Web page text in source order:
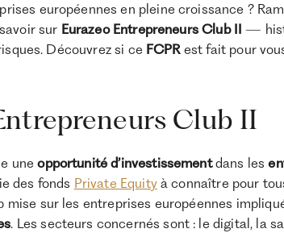
européennes en pleine croissance ?
sur Eurazeo Entrepreneurs Club II —
Découvrez si ce FCPRest fait pour
Club II
uneopportunité d’investissementdans les
des fonds Private Equityà connaître pour
sur les entreprises européennes
. Les secteurs concernés sont : le digital, la